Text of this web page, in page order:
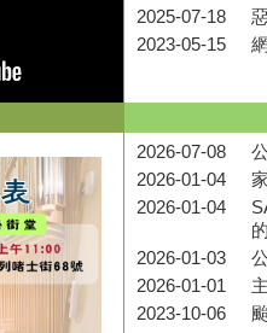
2025-07-18
2023-05-15
2026-07-08
2026-01-04
2026-01-04
2026-01-03
2026-01-01
2023-10-06